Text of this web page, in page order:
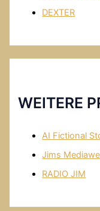
DEXTER
WEITERE
AI Fictional
Jims
RADIO JIM